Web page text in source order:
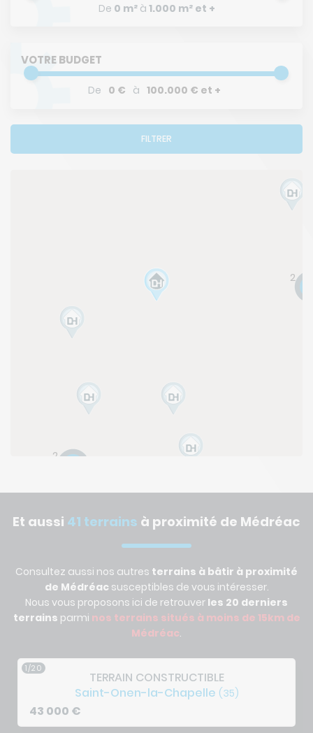
De 0 m²à 1.000 m² et +
VOTRE BUDGET
De 0 € à 100.000 € et +
FILTRER
2
2
Et aussi 41 terrains à proximité de Médréac
Consultez aussi nos autres terrains à bâtir à proximité
de Médréacsusceptibles de vous intéresser.
Nous vous proposons ici de retrouver les 20 derniers
terrains parmi nos terrains situés à moins de 15km de
Médréac.
1/20
TERRAIN CONSTRUCTIBLE
Saint-Onen-la-Chapelle (35)
43 000 €